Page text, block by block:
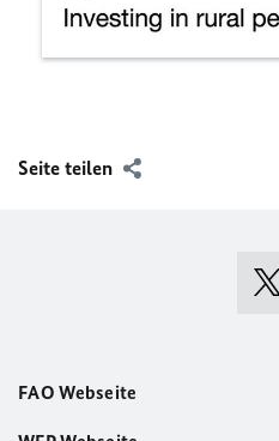
Seite teilen
FAO Webseite